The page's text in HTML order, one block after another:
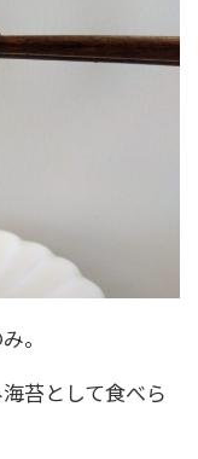
。
苔として食べら